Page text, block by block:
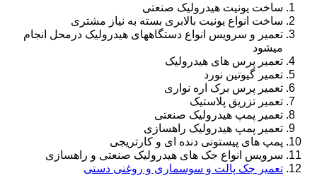
ساخت یونیت هیدرولیک صنعتی
ساخت انواع یونیت بالابری بسته به نیاز مشتری
تعمیر و سرویس انواع دستگاههای هیدرولیک درمحل انجام
میشود
تعمیر پرس های هیدرولیک
تعمیر گیوتین نورد
تعمیر پرس برک اره نواری
تعمیر تزریق پلاستیک
تعمیر پمپ هیدرولیک صنعتی
تعمیر پمپ هیدرولیک راهسازی
پمپ های پیستونی دنده ای و کارتریجی
سرویس انواع جک های هیدرولیک صنعتی و راهسازی
تعمیر جک پالت و سوسماری و روغنی دستی